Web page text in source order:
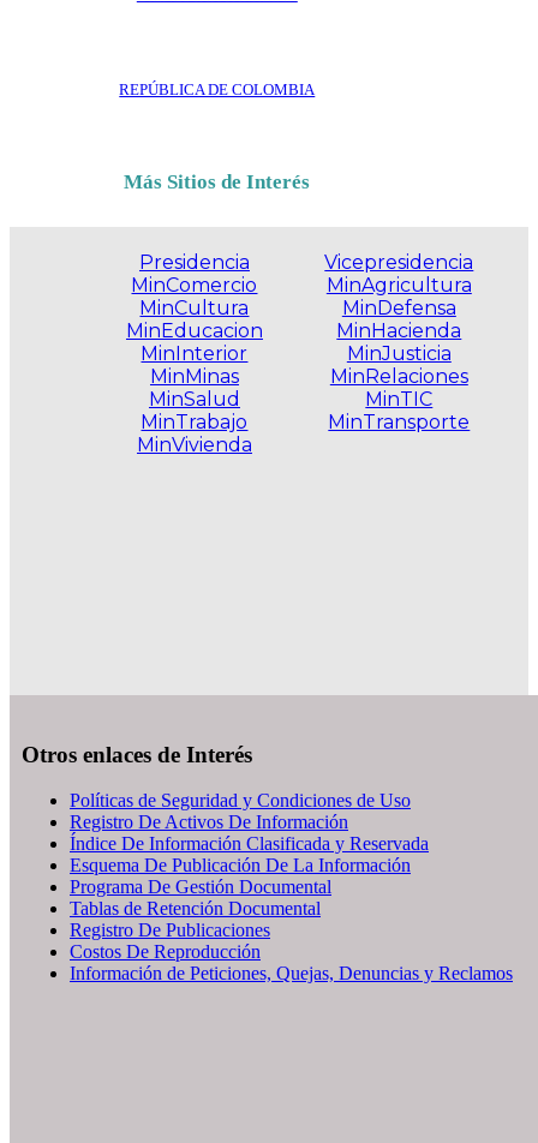
REPÚBLICA DE COLOMBIA
Más Sitios de Interés
Presidencia
MinComercio
MinCultura
MinEducacion
MinInterior
MinMinas
MinSalud
MinTrabajo
MinVivienda
Vicepresidencia
MinAgricultura
MinDefensa
MinHacienda
MinJusticia
MinRelaciones
MinTIC
MinTransporte
Otros enlaces de Interés
Políticas de Seguridad y Condiciones de Uso
Registro De Activos De Información
Índice De Información Clasificada y Reservada
Esquema De Publicación De La Información
Programa De Gestión Documental
Tablas de Retención Documental
Registro De Publicaciones
Costos De Reproducción
Información de Peticiones, Quejas, Denuncias y Reclamos